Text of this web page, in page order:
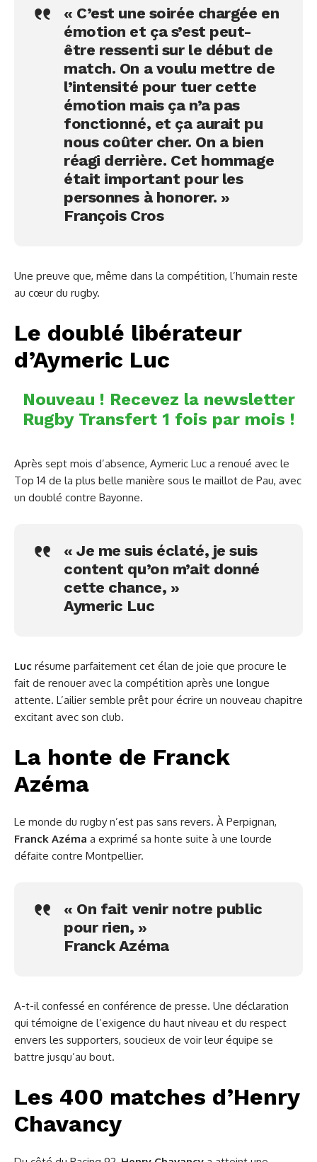
« C’est une soirée chargée en
émotion et ça s’est peut-
être ressenti sur le début de
match. On a voulu mettre de
l’intensité pour tuer cette
émotion mais ça n’a pas
fonctionné, et ça aurait pu
nous coûter cher. On a bien
réagi derrière. Cet hommage
était important pour les
personnes à honorer. »
François Cros
Une preuve que, même dans la compétition, l’humain reste
au cœur du rugby.
Le doublé libérateur
d’Aymeric Luc
Nouveau ! Recevez la newsletter
Rugby Transfert 1 fois par mois !
Après sept mois d’absence, Aymeric Luc a renoué avec le
Top 14 de la plus belle manière sous le maillot de Pau, avec
un doublé contre Bayonne.
« Je me suis éclaté, je suis
content qu’on m’ait donné
cette chance, »
Aymeric Luc
Luc résume parfaitement cet élan de joie que procure le
fait de renouer avec la compétition après une longue
attente. L’ailier semble prêt pour écrire un nouveau chapitre
excitant avec son club.
La honte de Franck
Azéma
Le monde du rugby n’est pas sans revers. À Perpignan,
Franck Azéma a exprimé sa honte suite à une lourde
défaite contre Montpellier.
« On fait venir notre public
pour rien, »
Franck Azéma
A-t-il confessé en conférence de presse. Une déclaration
qui témoigne de l’exigence du haut niveau et du respect
envers les supporters, soucieux de voir leur équipe se
battre jusqu’au bout.
Les 400 matches d’Henry
Chavancy